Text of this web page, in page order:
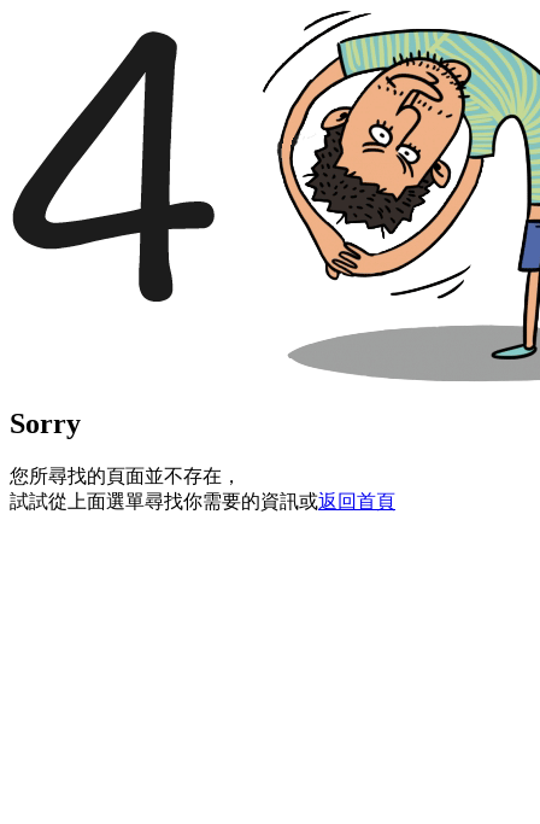
Sorry
您所尋找的頁面並不存在，
試試從上面選單尋找你需要的資訊或返回首頁